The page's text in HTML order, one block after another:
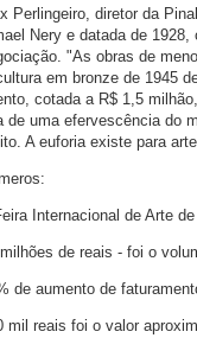
Perlingeiro, diretor da
Nery e datada de
"As obras de
em bronze de 1945
cotada a R$ 1,5
de uma efervescência do
A euforia existe para
Internacional de Arte
de reais - foi o
de aumento de
mil reais foi o valor